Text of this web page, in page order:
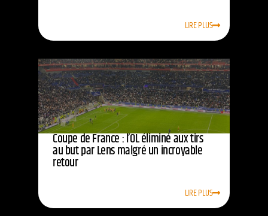
LIRE PLUS
Coupe de France : l’OL éliminé aux tirs
au but par Lens malgré un incroyable
retour
LIRE PLUS